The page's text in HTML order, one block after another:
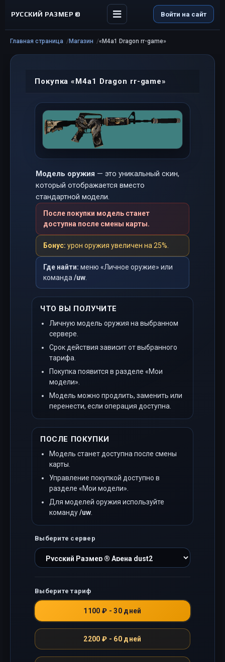
РУССКИЙ РАЗМЕР © Войти на сайт
Главная страница Магазин «M4a1 Dragon rr-game»
Покупка «M4a1 Dragon rr-game»
Модель оружия — это уникальный скин,
который отображается вместо
стандартной модели.
После покупки модель станет
доступна после смены карты.
Бонус: урон оружия увеличен на 25%.
Где найти: меню «Личное оружие» или
команда /uw
ЧТО ВЫ ПОЛУЧИТЕ
Личную модель оружия на выбранном
сервере.
Срок действия зависит от выбранного
тарифа.
Покупка появится в разделе «Мои
модели».
Модель можно продлить, заменить или
перенести, если операция доступна.
ПОСЛЕ ПОКУПКИ
Модель станет доступна после смены
карты.
Управление покупкой доступно в
разделе «Мои модели».
Для моделей оружия используйте
команду/uw
Выберите сервер
Выберите тариф
1100 ₽ - 30 дней
2200 ₽ - 60 дней